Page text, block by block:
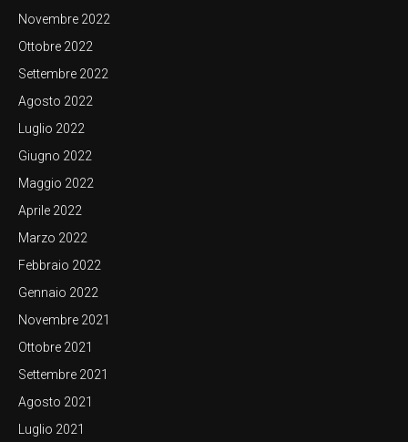
Novembre 2022
Ottobre 2022
Settembre 2022
Agosto 2022
Luglio 2022
Giugno 2022
Maggio 2022
Aprile 2022
Marzo 2022
Febbraio 2022
Gennaio 2022
Novembre 2021
Ottobre 2021
Settembre 2021
Agosto 2021
Luglio 2021